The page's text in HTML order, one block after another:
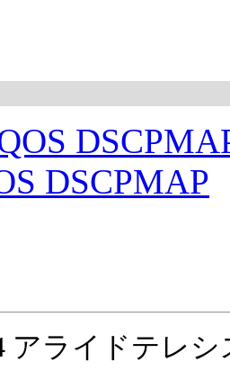
DSCPMAP
アライドテレ